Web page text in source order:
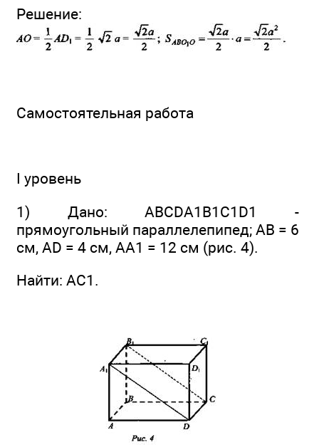
Решение:
Самостоятельная работа
I уровень
1) Дано: ABCDA1B1C1D1 -
прямоугольный параллелепипед; АВ = 6
см, AD = 4 см, АА1 = 12 см (рис. 4).
Найти: АС1.